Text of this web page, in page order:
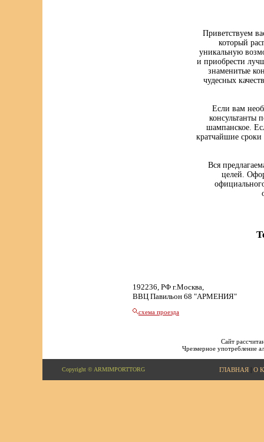
Приветствуем
который
уникальную
и приобрести
знаменитые
чудесных
Если вам
консультанты
шампанское.
кратчайшие
Вся
целей.
192236, РФ г.Москва,
ВВЦ Павильон 68 "АРМЕНИЯ"
схема проезда
Сайт
Чрезмерное употребление
Copyright © ARMIMPORTTORG ГЛАВНАЯ| О